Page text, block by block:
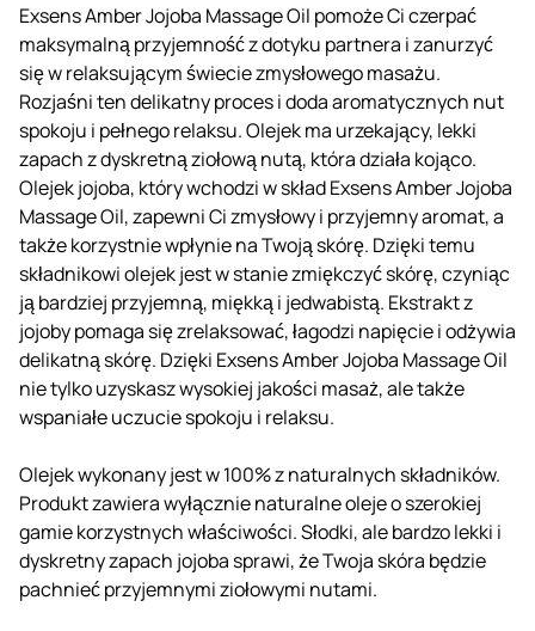
Exsens Amber Jojoba Massage Oil pomoże Ci czerpać
maksymalną przyjemność z dotyku partnera i zanurzyć
się w relaksującym świecie zmysłowego masażu.
Rozjaśni ten delikatny proces i doda aromatycznych nut
spokoju i pełnego relaksu. Olejek ma urzekający, lekki
zapach z dyskretną ziołową nutą, która działa kojąco.
Olejek jojoba, który wchodzi w skład Exsens Amber Jojoba
Massage Oil, zapewni Ci zmysłowy i przyjemny aromat, a
także korzystnie wpłynie na Twoją skórę. Dzięki temu
składnikowi olejek jest w stanie zmiękczyć skórę, czyniąc
ją bardziej przyjemną, miękką i jedwabistą. Ekstrakt z
jojoby pomaga się zrelaksować, łagodzi napięcie i odżywia
delikatną skórę. Dzięki Exsens Amber Jojoba Massage Oil
nie tylko uzyskasz wysokiej jakości masaż, ale także
wspaniałe uczucie spokoju i relaksu.
Olejek wykonany jest w 100% z naturalnych składników.
Produkt zawiera wyłącznie naturalne oleje o szerokiej
gamie korzystnych właściwości. Słodki, ale bardzo lekki i
dyskretny zapach jojoba sprawi, że Twoja skóra będzie
pachnieć przyjemnymi ziołowymi nutami.